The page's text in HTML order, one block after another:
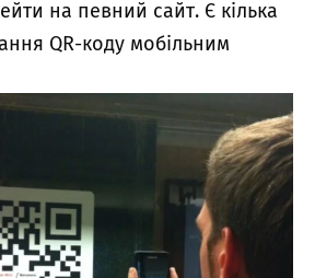
на певний сайт. Є кілька
QR-коду мобільним